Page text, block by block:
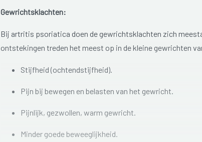
Gewrichtsklachten:
Bij artritis psoriatica doen de gewrichtsklachten zich
ontstekingen treden het meest op in de kleine gewrichten
Stijfheid (ochtendstijfheid).
Pijn bij bewegen en belasten van het gewricht.
Pijnlijk, gezwollen, warm gewricht.
Minder goede beweeglijkheid.